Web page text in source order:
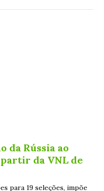
da Rússia ao
da VNL de
para 19 seleções, impõe